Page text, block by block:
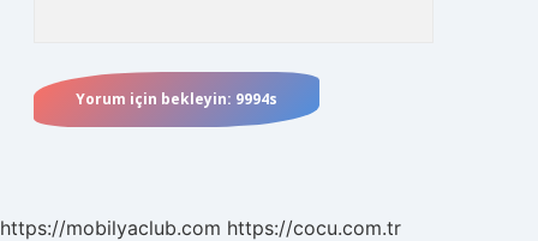
https://mobilyaclub.com https://cocu.com.tr